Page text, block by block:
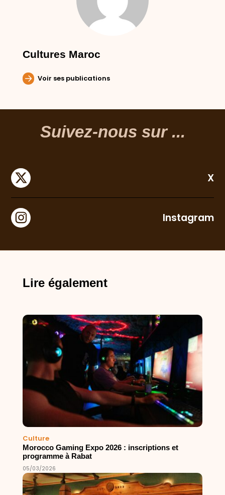
Cultures Maroc
Voir ses publications
Suivez-nous sur ...
X
Instagram
Lire également
Culture
Morocco Gaming Expo 2026 : inscriptions et
programme à Rabat
05/03/2026